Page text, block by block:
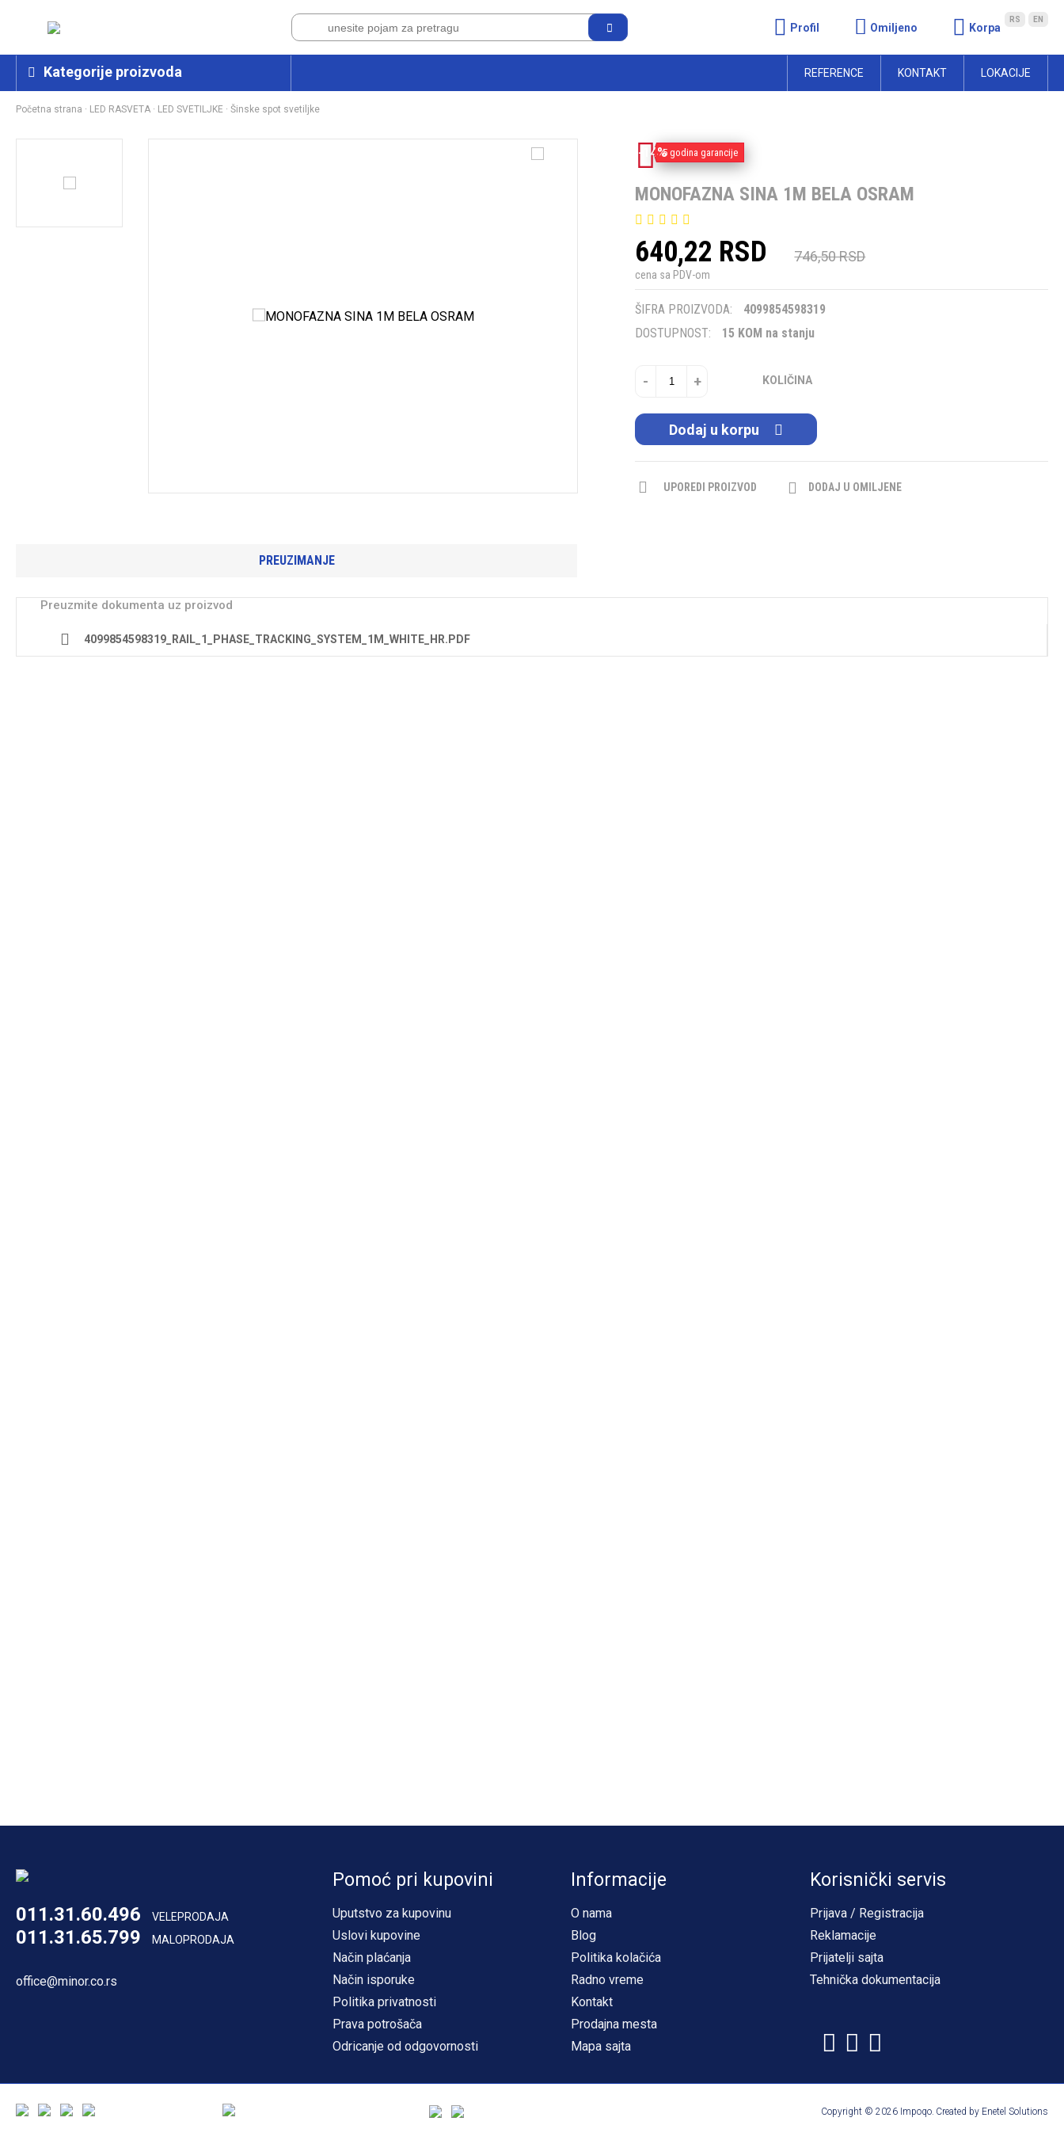
Profil Omiljeno Korpa
RS EN
Kategorije proizvoda REFERENCE KONTAKT LOKACIJE
Početna strana · LED RASVETA · LED SVETILJKE · Šinske spot svetiljke
-14%5 godina garancije
MONOFAZNA SINA 1M BELA OSRAM
640,22 RSD 746,50 RSD
cena sa PDV-om
ŠIFRA PROIZVODA:
4099854598319
DOSTUPNOST:
15 KOM na stanju
- + KOLIČINA
Dodaj u korpu
UPOREDI PROIZVOD DODAJ U OMILJENE
PREUZIMANJE
Preuzmite dokumenta uz proizvod
4099854598319_RAIL_1_PHASE_TRACKING_SYSTEM_1M_WHITE_HR.PDF
011.31.60.496 VELEPRODAJA
011.31.65.799 MALOPRODAJA
office@minor.co.rs
Pomoć pri kupovini
Uputstvo za kupovinu
Uslovi kupovine
Način plaćanja
Način isporuke
Politika privatnosti
Prava potrošača
Odricanje od odgovornosti
Informacije
O nama
Blog
Politika kolačića
Radno vreme
Kontakt
Prodajna mesta
Mapa sajta
Korisnički servis
Prijava / Registracija
Reklamacije
Prijatelji sajta
Tehnička dokumentacija
Copyright © 2026 Impoqo. Created by Enetel Solutions